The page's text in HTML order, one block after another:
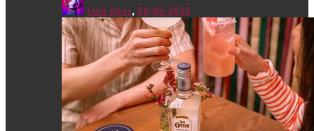
Livia Alves, 08/05/2026